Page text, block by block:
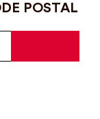
POSTAL